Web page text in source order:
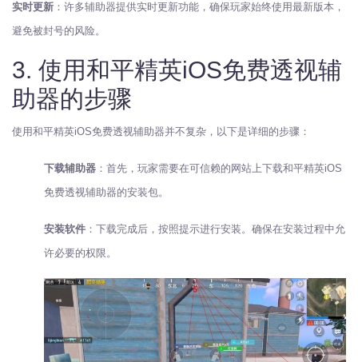
实时更新 ：许多辅助器提供实时更新功能，确保玩家始终使用最新版本，
避免被封号的风险。
3. 使用和平精英iOS免费透视辅
助器的步骤
使用和平精英iOS免费透视辅助器并不复杂，以下是详细的步骤：
下载辅助器 ：首先，玩家需要在可信赖的网站上下载和平精英iOS
免费透视辅助器的安装包。
安装软件 ：下载完成后，按照提示进行安装。确保在安装过程中允
许必要的权限。